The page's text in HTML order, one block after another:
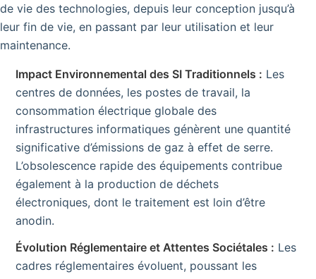
de vie des technologies, depuis leur conception jusqu’à
leur fin de vie, en passant par leur utilisation et leur
maintenance.
Impact Environnemental des SI Traditionnels : Les
centres de données, les postes de travail, la
consommation électrique globale des
infrastructures informatiques génèrent une quantité
significative d’émissions de gaz à effet de serre.
L’obsolescence rapide des équipements contribue
également à la production de déchets
électroniques, dont le traitement est loin d’être
anodin.
Évolution Réglementaire et Attentes Sociétales : Les
cadres réglementaires évoluent, poussant les